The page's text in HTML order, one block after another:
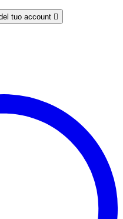
tuo account 